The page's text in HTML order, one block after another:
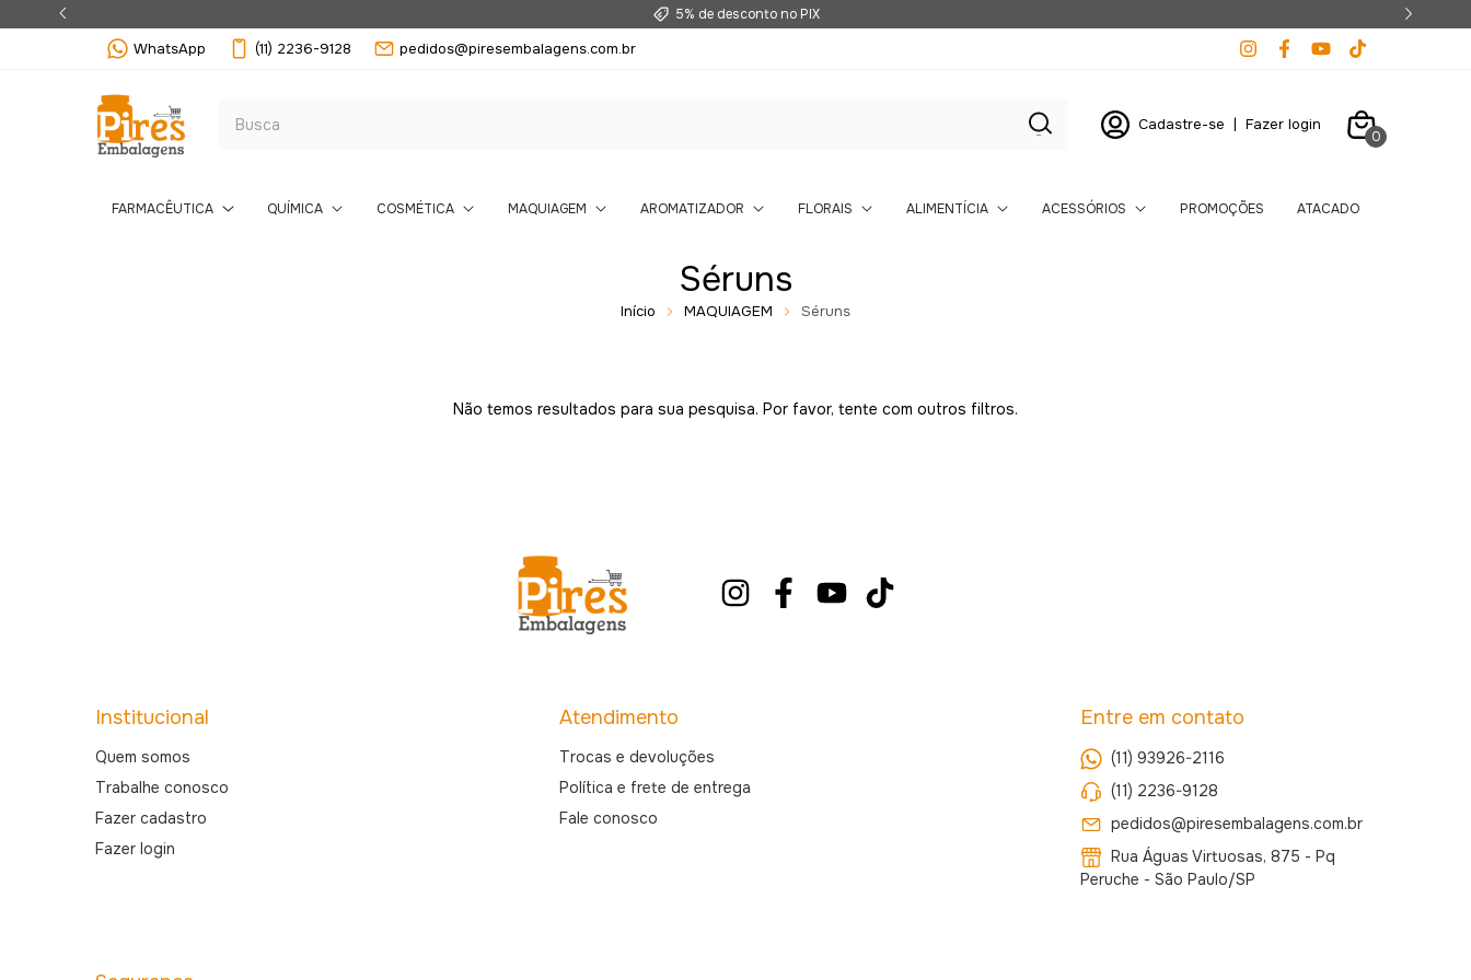
WhatsApp (11) 2236-9128 pedidos@piresembalagens.com.br
Cadastre-se | Fazer login
0
FARMACÊUTICA QUÍMICA COSMÉTICA MAQUIAGEM AROMATIZADOR FLORAIS ALIMENTÍCIA ACESSÓRIOS PROMOÇÕES ATACADO
Séruns
Início MAQUIAGEM Séruns
Não temos resultados para sua pesquisa. Por favor, tente com outros filtros.
Institucional
Quem somos
Trabalhe conosco
Fazer cadastro
Fazer login
Atendimento
Trocas e devoluções
Política e frete de entrega
Fale conosco
Entre em contato
(11) 93926-2116
(11) 2236-9128
pedidos@piresembalagens.com.br
Rua Águas Virtuosas, 875 - Pq
Peruche - São Paulo/SP